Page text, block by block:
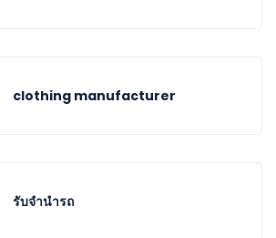
clothing manufacturer
รับจำนำรถ